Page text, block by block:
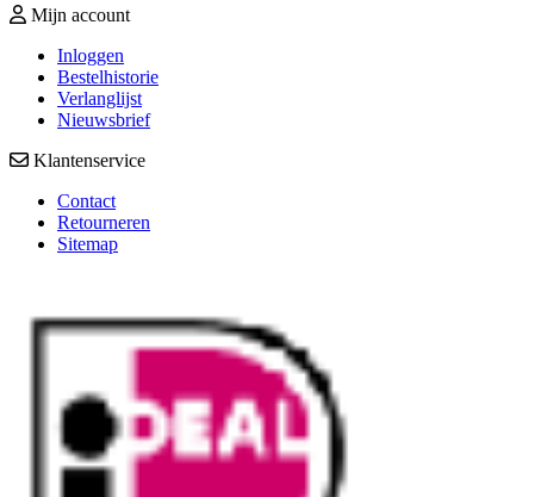
Mijn account
Inloggen
Bestelhistorie
Verlanglijst
Nieuwsbrief
Klantenservice
Contact
Retourneren
Sitemap